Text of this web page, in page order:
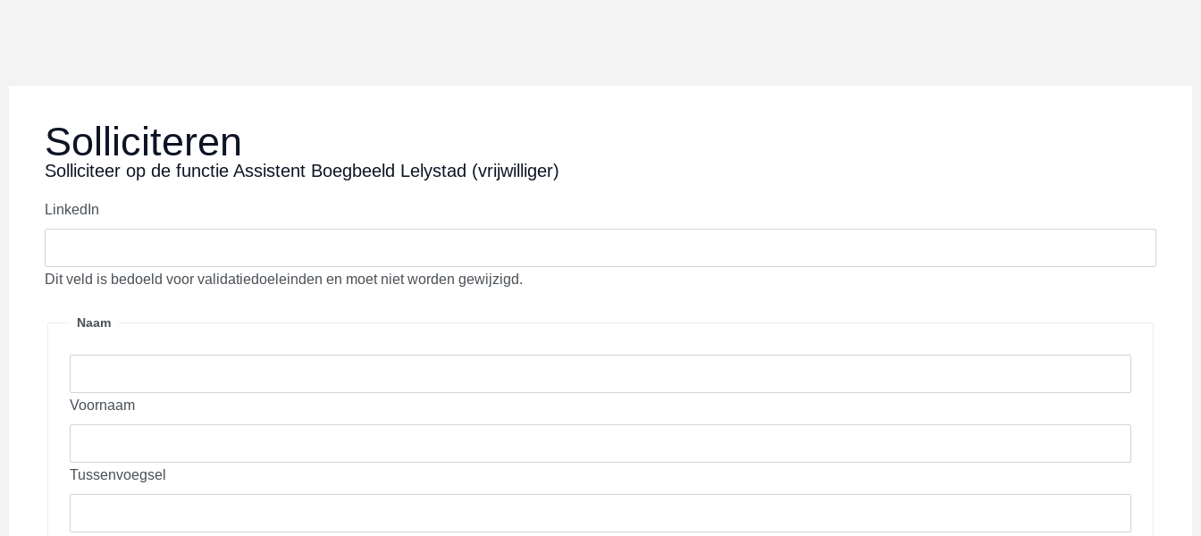
Solliciteren
Solliciteer op de functie Assistent Boegbeeld Lelystad (vrijwilliger)
LinkedIn
Dit veld is bedoeld voor validatiedoeleinden en moet niet worden gewijzigd.
Naam
Voornaam
Tussenvoegsel